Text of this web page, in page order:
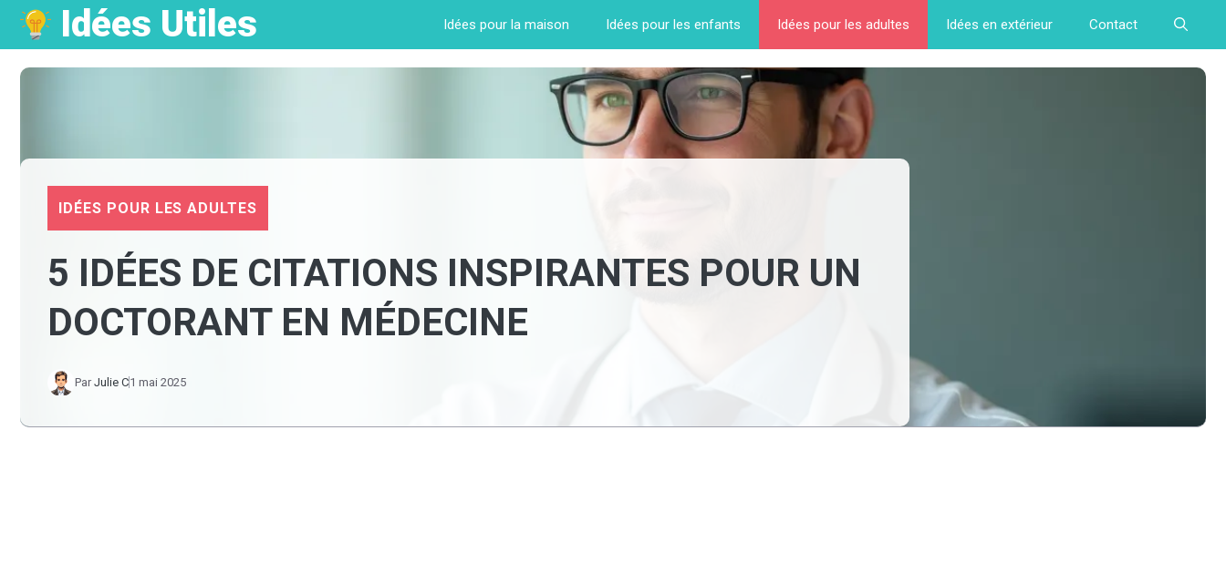
Aller
au
contenu
Idées Utiles Idées pour la maison Idées pour les enfants Idées pour les adultes Idées en extérieur Contact
IDÉES POUR LES ADULTES
5 IDÉES DE CITATIONS INSPIRANTES POUR UN
DOCTORANT EN MÉDECINE
ParJulie C1 mai 2025